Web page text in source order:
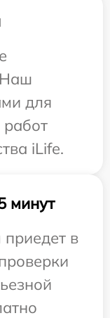
Наш
для
iLife.
минут
в